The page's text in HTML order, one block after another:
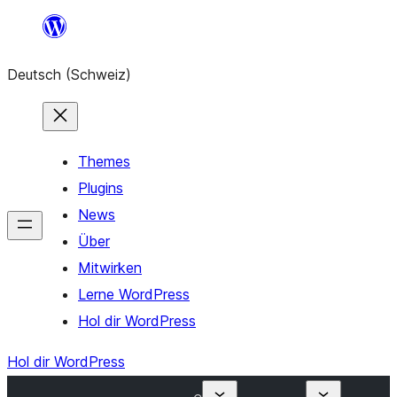
springen
Deutsch (Schweiz)
Themes
Plugins
News
Über
Mitwirken
Lerne WordPress
Hol dir WordPress
Hol dir WordPress